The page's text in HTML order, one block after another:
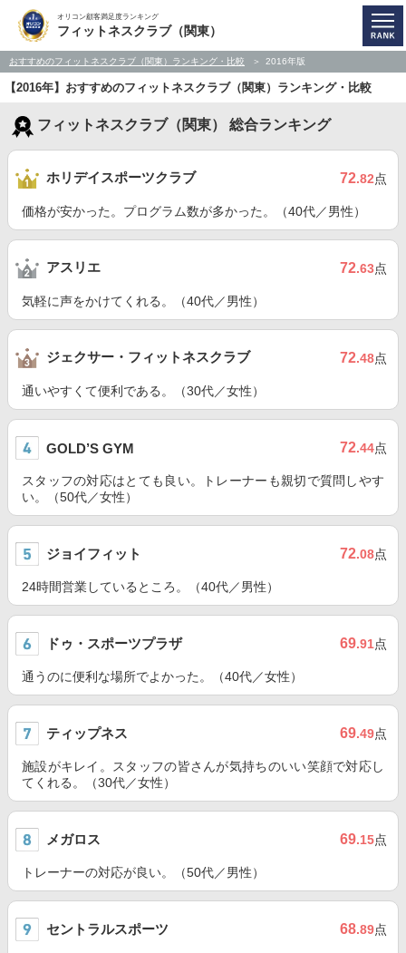
オリコン顧客満足度ランキング
フィットネスクラブ（関東）
おすすめのフィットネスクラブ（関東）ランキング・比較 2016年版
【2016年】おすすめのフィットネスクラブ（関東）ランキング・比較
フィットネスクラブ（関東） 総合ランキング
ホリデイスポーツクラブ 72.82点
価格が安かった。プログラム数が多かった。（40代／男性）
アスリエ 72.63点
気軽に声をかけてくれる。（40代／男性）
ジェクサー・フィットネスクラブ 72.48点
通いやすくて便利である。（30代／女性）
GOLD’S GYM 72.44点
スタッフの対応はとても良い。トレーナーも親切で質問しやす
い。（50代／女性）
ジョイフィット 72.08点
24時間営業しているところ。（40代／男性）
ドゥ・スポーツプラザ 69.91点
通うのに便利な場所でよかった。（40代／女性）
ティップネス 69.49点
施設がキレイ。スタッフの皆さんが気持ちのいい笑顔で対応し
てくれる。（30代／女性）
メガロス 69.15点
トレーナーの対応が良い。（50代／男性）
セントラルスポーツ 68.89点